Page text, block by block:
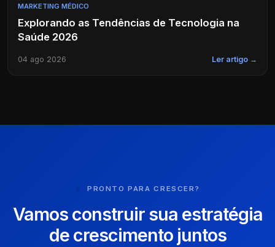
MARKETING MÉDICO
Explorando as Tendências de Tecnologia na
Saúde 2026
04 ago 2026 Ler artigo →
PRONTO PARA CRESCER?
Vamos construir sua estratégia
de crescimento juntos